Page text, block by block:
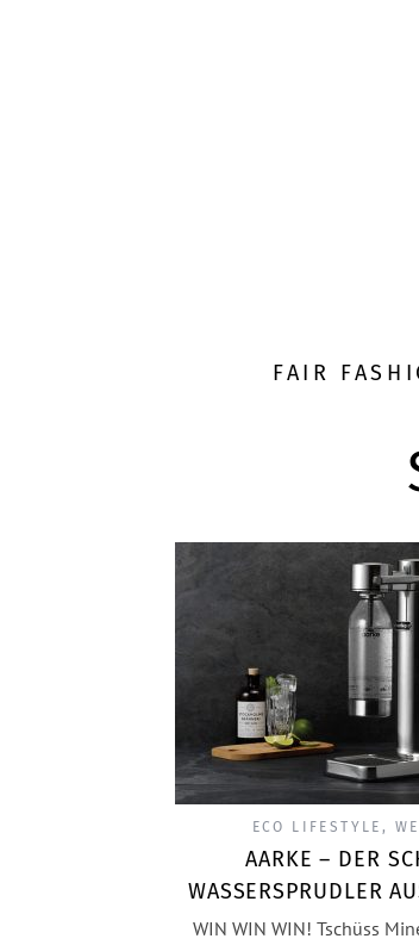
FAIR
ECO LIFESTYLE ,
AARKE – DER
WASSERSPRUDLER
WIN WIN WIN! Tschüss